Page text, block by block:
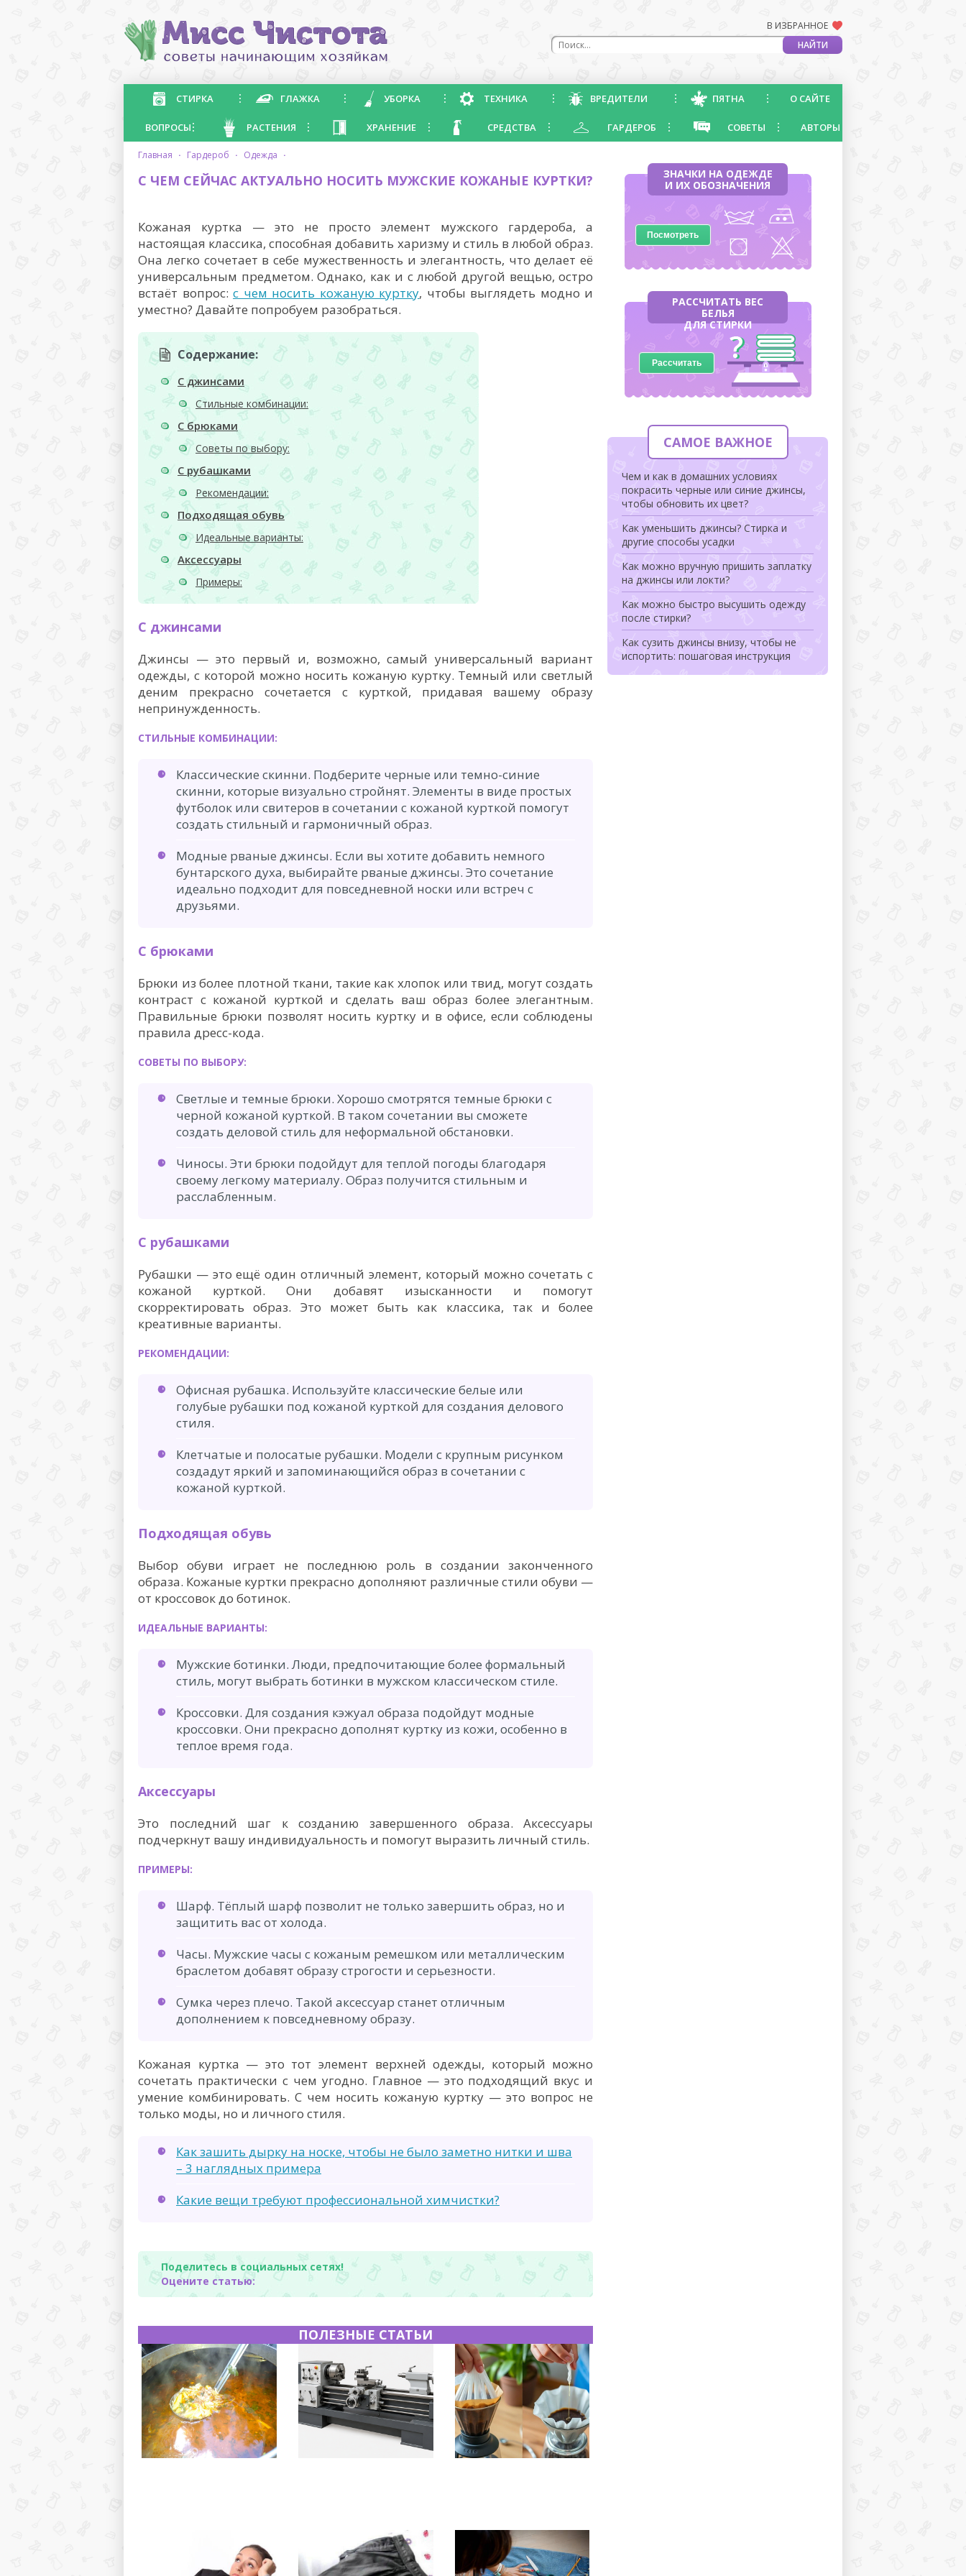
В ИЗБРАННОЕ
СТИРКА ГЛАЖКА УБОРКА ТЕХНИКА ВРЕДИТЕЛИ ПЯТНА О САЙТЕ
ВОПРОСЫ РАСТЕНИЯ ХРАНЕНИЕ СРЕДСТВА ГАРДЕРОБ СОВЕТЫ АВТОРЫ
главная · гардероб · одежда ·
С ЧЕМ СЕЙЧАС АКТУАЛЬНО НОСИТЬ МУЖСКИЕ КОЖАНЫЕ КУРТКИ?
Кожаная куртка — это не просто элемент мужского гардероба, а
настоящая классика, способная добавить харизму и стиль в любой образ.
Она легко сочетает в себе мужественность и элегантность, что делает её
универсальным предметом. Однако, как и с любой другой вещью, остро
встаёт вопрос:с чем носить кожаную куртку, чтобы выглядеть модно и
уместно? Давайте попробуем разобраться.
Содержание:
С джинсами
Стильные комбинации:
С брюками
Советы по выбору:
С рубашками
Рекомендации:
Подходящая обувь
Идеальные варианты:
Аксессуары
Примеры:
С джинсами
Джинсы — это первый и, возможно, самый универсальный вариант
одежды, с которой можно носить кожаную куртку. Темный или светлый
деним прекрасно сочетается с курткой, придавая вашему образу
непринужденность.
СТИЛЬНЫЕ КОМБИНАЦИИ:
Классические скинни. Подберите черные или темно-синие
скинни, которые визуально стройнят. Элементы в виде простых
футболок или свитеров в сочетании с кожаной курткой помогут
создать стильный и гармоничный образ.
Модные рваные джинсы. Если вы хотите добавить немного
бунтарского духа, выбирайте рваные джинсы. Это сочетание
идеально подходит для повседневной носки или встреч с
друзьями.
С брюками
Брюки из более плотной ткани, такие как хлопок или твид, могут создать
контраст с кожаной курткой и сделать ваш образ более элегантным.
Правильные брюки позволят носить куртку и в офисе, если соблюдены
правила дресс-кода.
СОВЕТЫ ПО ВЫБОРУ:
Светлые и темные брюки. Хорошо смотрятся темные брюки с
черной кожаной курткой. В таком сочетании вы сможете
создать деловой стиль для неформальной обстановки.
Чиносы. Эти брюки подойдут для теплой погоды благодаря
своему легкому материалу. Образ получится стильным и
расслабленным.
С рубашками
Рубашки — это ещё один отличный элемент, который можно сочетать с
кожаной курткой. Они добавят изысканности и помогут
скорректировать образ. Это может быть как классика, так и более
креативные варианты.
РЕКОМЕНДАЦИИ:
Офисная рубашка. Используйте классические белые или
голубые рубашки под кожаной курткой для создания делового
стиля.
Клетчатые и полосатые рубашки. Модели с крупным рисунком
создадут яркий и запоминающийся образ в сочетании с
кожаной курткой.
Подходящая обувь
Выбор обуви играет не последнюю роль в создании законченного
образа. Кожаные куртки прекрасно дополняют различные стили обуви —
от кроссовок до ботинок.
ИДЕАЛЬНЫЕ ВАРИАНТЫ:
Мужские ботинки. Люди, предпочитающие более формальный
стиль, могут выбрать ботинки в мужском классическом стиле.
Кроссовки. Для создания кэжуал образа подойдут модные
кроссовки. Они прекрасно дополнят куртку из кожи, особенно в
теплое время года.
Аксессуары
Это последний шаг к созданию завершенного образа. Аксессуары
подчеркнут вашу индивидуальность и помогут выразить личный стиль.
ПРИМЕРЫ:
Шарф. Тёплый шарф позволит не только завершить образ, но и
защитить вас от холода.
Часы. Мужские часы с кожаным ремешком или металлическим
браслетом добавят образу строгости и серьезности.
Сумка через плечо. Такой аксессуар станет отличным
дополнением к повседневному образу.
Кожаная куртка — это тот элемент верхней одежды, который можно
сочетать практически с чем угодно. Главное — это подходящий вкус и
умение комбинировать. С чем носить кожаную куртку — это вопрос не
только моды, но и личного стиля.
Как зашить дырку на носке, чтобы не было заметно нитки и шва
– 3 наглядных примера
Какие вещи требуют профессиональной химчистки?
Поделитесь в социальных сетях!
Оцените статью:
ПОЛЕЗНЫЕ СТАТЬИ
ЗНАЧКИ НА ОДЕЖДЕ
И ИХ ОБОЗНАЧЕНИЯ
Посмотреть
РАССЧИТАТЬ ВЕС
БЕЛЬЯ
ДЛЯ СТИРКИ
Рассчитать
САМОЕ ВАЖНОЕ
Чем и как в домашних условиях
покрасить черные или синие джинсы,
чтобы обновить их цвет?
Как уменьшить джинсы? Стирка и
другие способы усадки
Как можно вручную пришить заплатку
на джинсы или локти?
Как можно быстро высушить одежду
после стирки?
Как сузить джинсы внизу, чтобы не
испортить: пошаговая инструкция